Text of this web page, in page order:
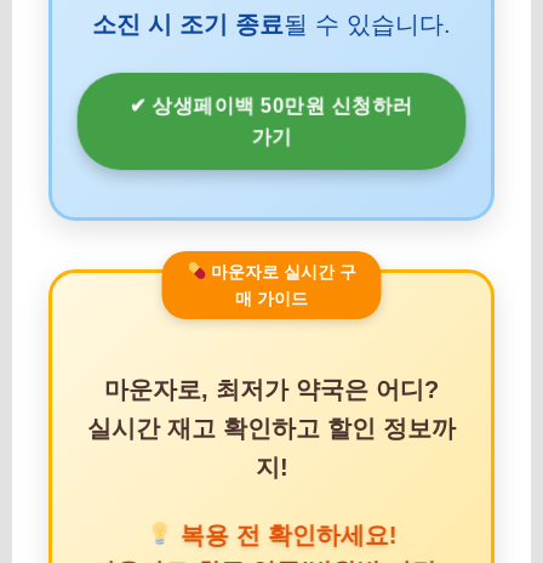
소진 시 조기 종료될 수 있습니다.
✔ 상생페이백 50만원 신청하러
가기
마운자로 실시간 구
매 가이드
마운자로, 최저가 약국은 어디?
실시간 재고 확인하고 할인 정보까
지!
복용 전 확인하세요!